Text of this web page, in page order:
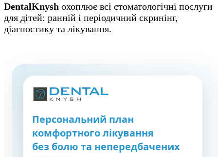
DentalKnysh охоплює всі стоматологічні послуги
для дітей: ранній і періодичний скринінг,
діагностику та лікування.
Персональний план
комфортного лікування
без болю та непередбачених